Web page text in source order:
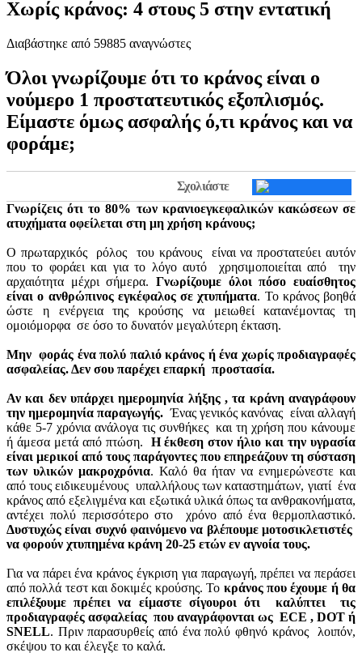
Χωρίς κράνος: 4 στους 5 στην εντατική
Διαβάστηκε από 59885 αναγνώστες
Όλοι γνωρίζουμε ότι το κράνος είναι ο
νούμερο 1 προστατευτικός εξοπλισμός.
Είμαστε όμως ασφαλής ό,τι κράνος και να
φοράμε;
Σχολιάστε
Γνωρίζεις ότι το 80% των κρανιοεγκεφαλικών κακώσεων σε
ατυχήματα οφείλεται στη μη χρήση κράνους;
Ο πρωταρχικός ρόλος του κράνους είναι να προστατεύει αυτόν
που το φοράει και για το λόγο αυτό χρησιμοποιείται από την
αρχαιότητα μέχρι σήμερα. Γνωρίζουμε όλοι πόσο ευαίσθητος
είναι ο ανθρώπινος εγκέφαλος σε χτυπήματα. Το κράνος βοηθά
ώστε η ενέργεια της κρούσης να μειωθεί κατανέμοντας τη
ομοιόμορφα σε όσο το δυνατόν μεγαλύτερη έκταση.
Μην φοράς ένα πολύ παλιό κράνος ή ένα χωρίς προδιαγραφές
ασφαλείας. Δεν σου παρέχει επαρκή προστασία.
Αν και δεν υπάρχει ημερομηνία λήξης , τα κράνη αναγράφουν
την ημερομηνία παραγωγής. Ένας γενικός κανόνας είναι αλλαγή
κάθε 5-7 χρόνια ανάλογα τις συνθήκες και τη χρήση που κάνουμε
ή άμεσα μετά από πτώση. Η έκθεση στον ήλιο και την υγρασία
είναι μερικοί από τους παράγοντες που επηρεάζουν τη σύσταση
των υλικών μακροχρόνια. Καλό θα ήταν να ενημερώνεστε και
από τους ειδικευμένους υπαλλήλους των καταστημάτων, γιατί ένα
κράνος από εξελιγμένα και εξωτικά υλικά όπως τα ανθρακονήματα,
αντέχει πολύ περισσότερο στο χρόνο από ένα θερμοπλαστικό.
Δυστυχώς είναι συχνό φαινόμενο να βλέπουμε μοτοσικλετιστές
να φορούν χτυπημένα κράνη 20-25 ετών εν αγνοία τους.
Για να πάρει ένα κράνος έγκριση για παραγωγή, πρέπει να περάσει
από πολλά τεστ και δοκιμές κρούσης. Το κράνος που έχουμε ή θα
επιλέξουμε πρέπει να είμαστε σίγουροι ότι καλύπτει τις
προδιαγραφές ασφαλείας που αναγράφονται ως ECE , DOT ή
SNELL. Πριν παρασυρθείς από ένα πολύ φθηνό κράνος λοιπόν,
σκέψου το και έλεγξε το καλά.